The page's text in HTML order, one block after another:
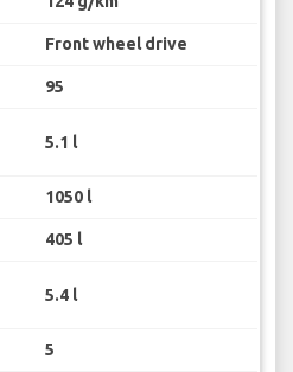
Front wheel drive
95
5.1 l
1050 l
405 l
5.4 l
5